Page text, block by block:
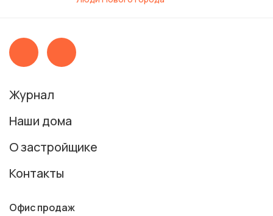
Журнал
Наши дома
О застройщике
Контакты
Офис продаж